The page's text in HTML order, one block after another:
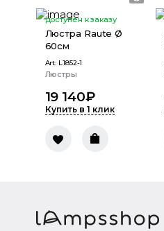
доступен к заказу
Люстра Raute Ø
60см
Art: L1852-1
Люстры
19 140₽
Купить в 1 клик